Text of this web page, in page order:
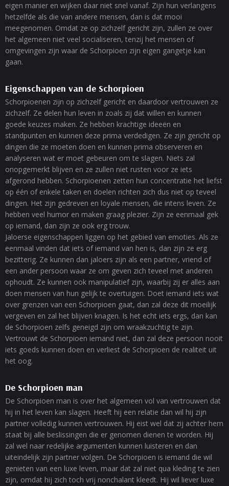
eigen manier en wijken daar niet snel vanaf. Zijn hun verlangens
hetzelfde als die van andere mensen, dan is dat mooi
meegenomen. Omdat ze op zichzelf gericht zijn, zullen ze over
het algemeen niet veel socialiseren, tenzij het mensen of
omgevingen zijn waar de Schorpioen zijn eigen gangetje kan
gaan.
Eigenschappen van de Schorpioen
Schorpioenen zijn op zichzelf gericht en daardoor vertrouwen ze
zichzelf. Ze delen hun leven in zoals zij dat willen en kunnen
goede keuzes maken. Ze hebben krachtige ideeën en
standpunten en kunnen deze prima verdedigen. Ze zijn gericht op
dingen die ze moeten doen en kunnen prima observeren en
analyseren wat er moet gebeuren om te slagen. Niets zal
onopgemerkt blijven en ze zullen niet rusten voor ze iets
afgerond hebben. Schorpioenen zetten hun concentratie het liefst
op één of enkele taken en doelen richten zich dus niet op teveel
dingen. Het zijn gedreven en loyale mensen, die intens leven. Ze
hebben veel humor en maken graag plezier. Zijn ze eenmaal gek
op iemand, dan zijn ze ook erg trouw.
Jaloerse eigenschappen liggen op het gebied van emoties. Als ze
eenmaal vinden dat iets of iemand van hen is, dan zijn ze erg
bezitterig. Ze kunnen dan jaloers zijn als een partner, vriend of
een ander persoon waar ze om geven zich teveel met anderen
ophoudt. Ze kunnen ook manipulatief zijn, waarbij zij er alles aan
doen mensen van hun gelijk te overtuigen. Doet iemand iets wat
over grenzen van een Schorpioen gaat, dan zal deze dit moeilijk
vergeven en zal het blijven knagen. Is het echt iets ergs, dan kan
de Schorpioen zelfs geneigd zijn om wraakzuchtig te zijn.
Vertrouwt de Schorpioen iemand niet, dan zal deze persoon nooit
iets goeds kunnen doen en verliest de Schorpioen de realiteit uit
het oog.
De Schorpioen man
De Schorpioen man is over het algemeen vol van vertrouwen dat
hij in het leven kan slagen. Heeft hij een relatie dan wil hij zijn
partner volledig kunnen vertrouwen. Hij eist wel dat zij achter hem
staat bij alle beslissingen die er genomen dienen te worden. Hij
zal wel naar redelijke argumenten kunnen luisteren en dan
uiteindelijk zijn partner volgen. De Schorpioen is iemand die wil
genieten van een luxe leven, maar dat zal niet qua kleding te zien
zijn, omdat hij zich toch vrij nonchalant kleedt. Hij wil liever luxe